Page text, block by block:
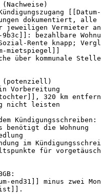
dokumentiert, alle
jeweiligen Vermieter
bezahlbare
Rente knapp;
mietspiegel]]
über kommunale Stelle
Vorbereitung
320 km
nicht leisten
Kündigungsschreiben:
benötigt die Wohnung
im
für
end31]] minus zwei